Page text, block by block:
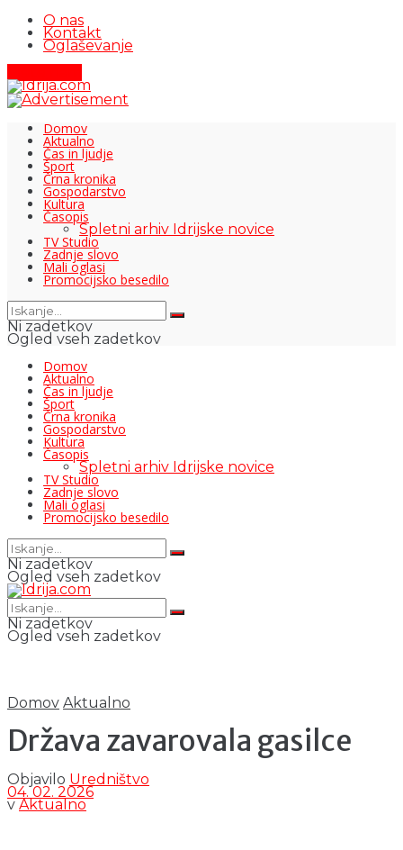
O nas
Kontakt
Oglaševanje
Domov
Aktualno
Čas in ljudje
Šport
Črna kronika
Gospodarstvo
Kultura
Časopis
Spletni arhiv Idrijske novice
TV Studio
Zadnje slovo
Mali oglasi
Promocijsko besedilo
Ni zadetkov
Ogled vseh zadetkov
Domov
Aktualno
Čas in ljudje
Šport
Črna kronika
Gospodarstvo
Kultura
Časopis
Spletni arhiv Idrijske novice
TV Studio
Zadnje slovo
Mali oglasi
Promocijsko besedilo
Ni zadetkov
Ogled vseh zadetkov
Ni zadetkov
Ogled vseh zadetkov
Domov Aktualno
Država zavarovala gasilce
Objavilo Uredništvo
04. 02. 2026
v Aktualno